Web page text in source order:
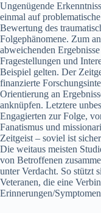
Ungenügende
einmal auf
Bewertung des
Folgephänomene. Zum
abweichenden
Fragestellungen und
Beispiel gelten. Der
finanzierte
Orientierung an
anknüpfen. Letztere
Engagierten zur Folge,
Fanatismus und
Zeitgeist – soviel ist
Die weitaus meisten
von Betroffenen
unter Verdacht. So stützt
Veteranen, die eine
Erinnerungen/